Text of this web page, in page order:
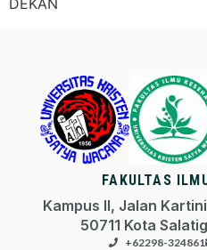
DEKAN
FAKULTAS
Kampus II, Jalan
50711 Kota
+62298-324861